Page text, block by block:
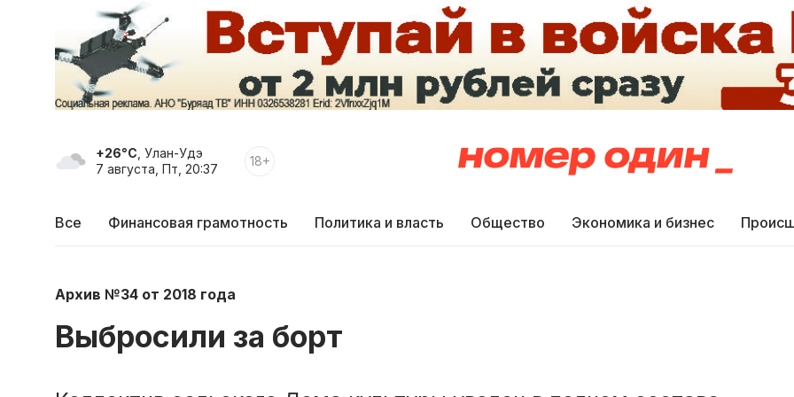
+26°C , Улан-Удэ
7 августа, Пт, 20:37
18+
Все Финансовая грамотность Политика и власть Общество Экономика и бизнес
Архив №34 от 2018 года
Выбросили за борт